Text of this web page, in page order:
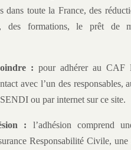
dans toute la France, des
des formations, le prêt de
: pour adhérer au CAF
avec l’un des responsables,
ou par internet sur ce site.
: l’adhésion comprend
Responsabilité Civile, une